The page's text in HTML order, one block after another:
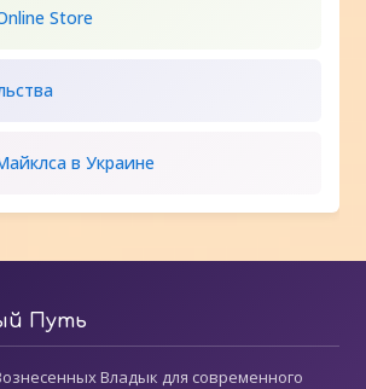
Store
в Украине
Путь
Владык для современного